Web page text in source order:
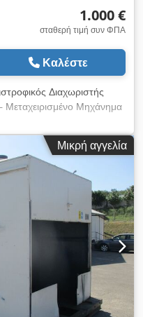
1.000 €
σταθερή τιμή συν ΦΠΑ
Καλέστε
Διαχωριστής
Μεταχειρισμένο Μηχάνημα
Thurm
ZG3 KMRB 80 G 4
mm Βάθος: 380 mm
Ισχύς Κινητήρα: 1,5
λεπτό Ροπή Εξόδου:
Ονομαστικό Ρεύμα: 6,2 /
1989
Μικρή αγγελία